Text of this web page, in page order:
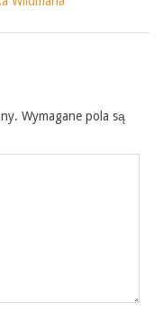
Wymagane pola są